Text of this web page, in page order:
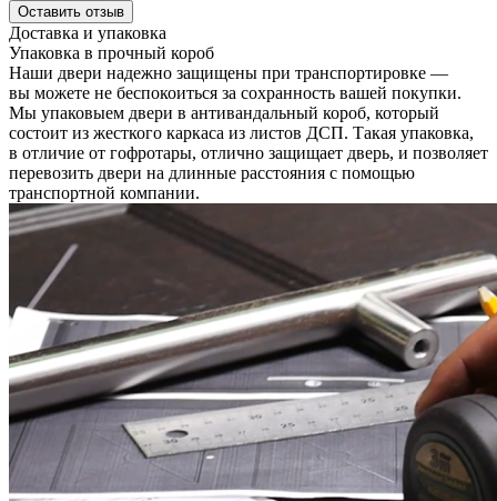
Оставить отзыв
Доставка и упаковка
Упаковка в прочный короб
Наши двери надежно защищены при транспортировке —
вы можете не беспокоиться за сохранность вашей покупки.
Мы упаковыем двери в антивандальный короб, который
состоит из жесткого каркаса из листов ДСП. Такая упаковка,
в отличие от гофротары, отлично защищает дверь, и позволяет
перевозить двери на длинные расстояния с помощью
транспортной компании.